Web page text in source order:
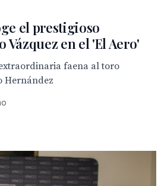
el prestigioso
en el 'El Aero'
faena al toro
Hernández